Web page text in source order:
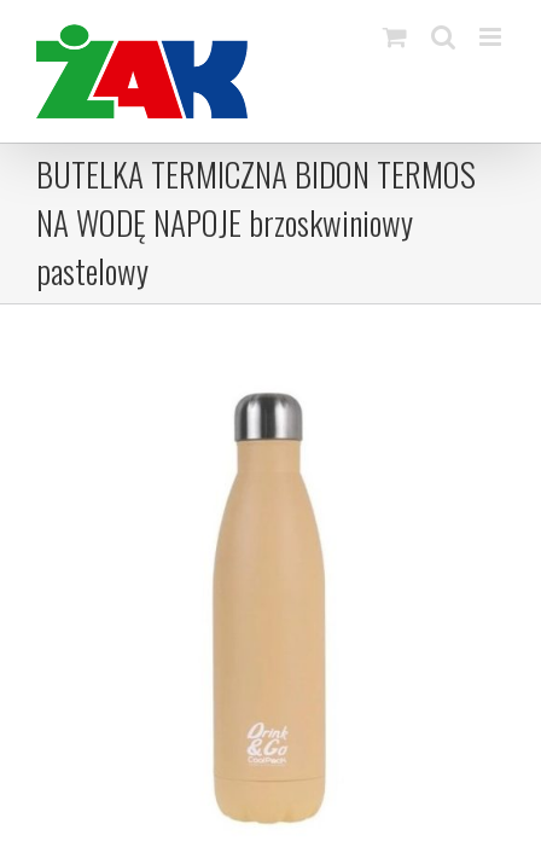
content
BUTELKA TERMICZNA BIDON TERMOS
NA WODĘ NAPOJE brzoskwiniowy
pastelowy